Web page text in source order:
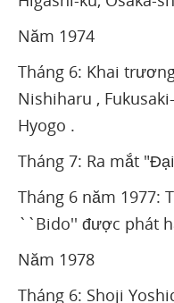
Năm 1974
Tháng 6: Khai
Nishiharu ,
Hyogo .
Tháng 7: Ra mắt
Tháng 6 năm 1977:
``Bido'' được phát
Năm 1978
Tháng 6: Shoji